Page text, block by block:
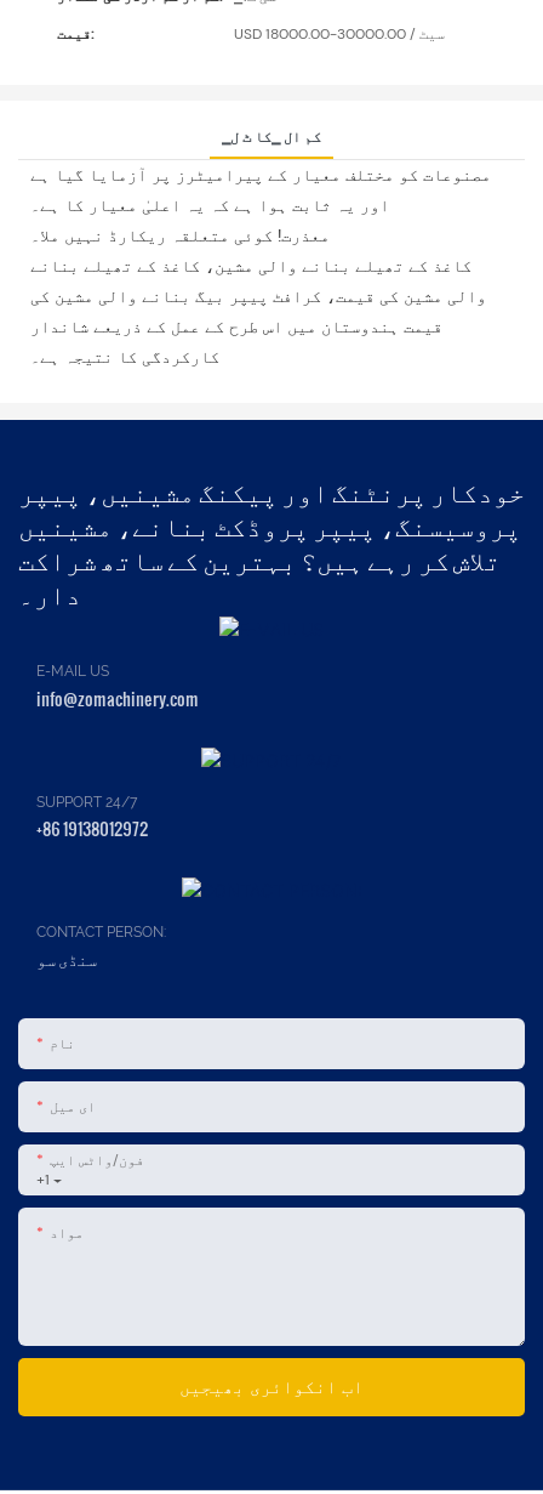
قیمت:
USD 18000.00-30000.00 / سیٹ
▁کم ال ▁کا ٹ ل
مصنوعات کو مختلف معیار کے پیرامیٹرز پر آزمایا گیا ہے
اور یہ ثابت ہوا ہے کہ یہ اعلیٰ معیار کا ہے۔
معذرت! کوئی متعلقہ ریکارڈ نہیں ملا۔
کاغذ کے تھیلے بنانے والی مشین، کاغذ کے تھیلے بنانے
والی مشین کی قیمت، کرافٹ پیپر بیگ بنانے والی مشین کی
قیمت ہندوستان میں اس طرح کے عمل کے ذریعے شاندار
کارکردگی کا نتیجہ ہے۔
خودکار پرنٹنگ اور پیکنگ مشینیں، پیپر
پروسیسنگ، پیپر پروڈکٹ بنانے، مشینیں
تلاش کر رہے ہیں؟ بہترین کے ساتھ شراکت
دار۔
E-MAIL US
info@zomachinery.com
SUPPORT 24/7
+86 19138012972
CONTACT PERSON:
سنڈی سو
نام
ای میل
+1
فون/واٹس ایپ
مواد
اب انکوائری بھیجیں